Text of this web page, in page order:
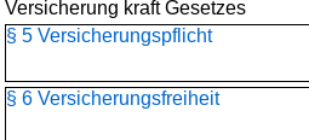
Versicherung kraft Gesetzes
§ 5 Versicherungspflicht
§ 6 Versicherungsfreiheit